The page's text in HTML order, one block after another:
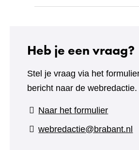
Heb je een vraag?
Stel je vraag via het
bericht naar de webredactie.
Naar het formulier(verwijst
naar
webredactie@brabant.nl